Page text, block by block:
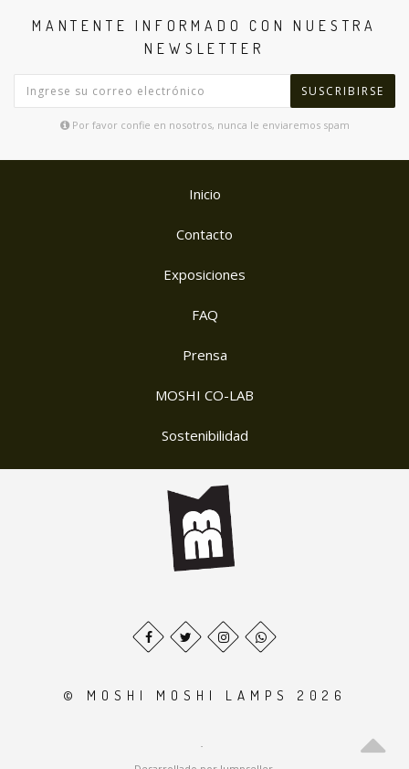
MANTENTE INFORMADO CON NUESTRA
NEWSLETTER
SUSCRIBIRSE
Por favor confie en nosotros, nunca le enviaremos spam
Inicio
Contacto
Exposiciones
FAQ
Prensa
MOSHI CO-LAB
Sostenibilidad
© MOSHI MOSHI LAMPS 2026